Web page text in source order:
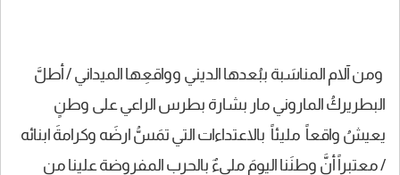
ومن آلام المناسَبة ببُعدها الديني وواقعِها الميداني / أطلَّ
البطريركُ الماروني مار بشارة بطرس الراعي على وطنٍ
يعيشُ واقعاً مليئاً بالاعتداءات التي تمَسُّ ارضَه وكرامةَ ابنائه
/ معتبراً أنَّ وطنَنا اليومَ مليءٌ بالحرب المفروضة علينا من